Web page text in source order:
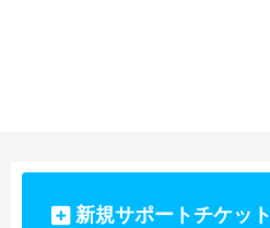
新規サポートチケット